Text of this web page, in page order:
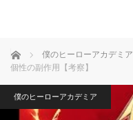
ホーム 僕のヒーローアカデミア
個性の副作用【考察】
僕のヒーローアカデミア